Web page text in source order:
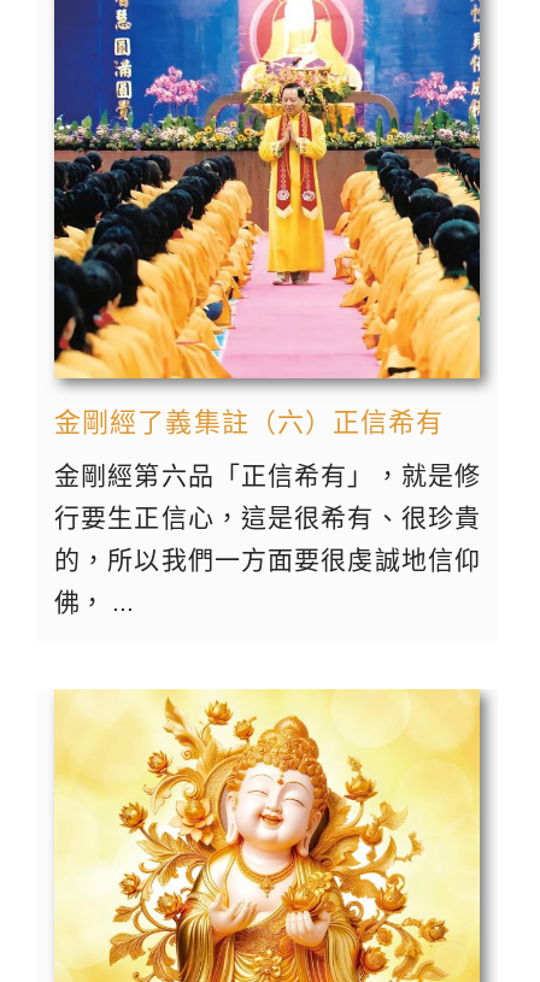
金剛經了義集註（六）正信希有
金剛經第六品「正信希有」，就是修
行要生正信心，這是很希有、很珍貴
的，所以我們一方面要很虔誠地信仰
佛， ...